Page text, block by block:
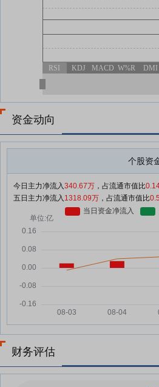
RSI KDJ MACD W%R DMI
资金动向
个股资
今日主力净流入340.67万 ，占流通市值比
五日主力净流入 1318.09万 ，占流通市值比
财务评估